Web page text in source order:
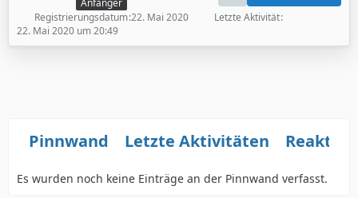
Registrierungsdatum 22. Mai 2020
Letzte Aktivität
22. Mai 2020 um 20:49
Pinnwand Letzte Aktivitäten
Es wurden noch keine Einträge an der Pinnwand verfasst.